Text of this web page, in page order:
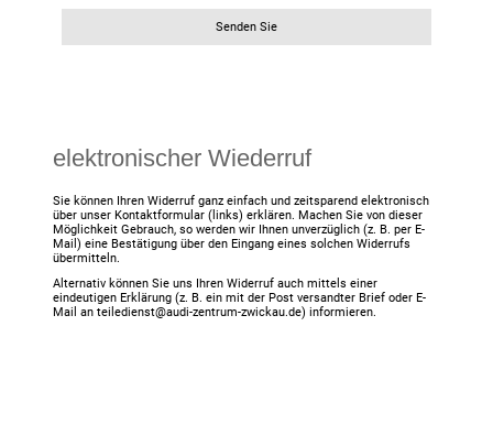
Senden Sie
elektronischer Wiederruf
Sie können Ihren Widerruf ganz einfach und zeitsparend elektronisch
über unser Kontaktformular (links) erklären. Machen Sie von dieser
Möglichkeit Gebrauch, so werden wir Ihnen unverzüglich (z. B. per E-
Mail) eine Bestätigung über den Eingang eines solchen Widerrufs
übermitteln.
Alternativ können Sie uns Ihren Widerruf auch mittels einer
eindeutigen Erklärung (z. B. ein mit der Post versandter Brief oder E-
Mail an teiledienst@audi-zentrum-zwickau.de) informieren.